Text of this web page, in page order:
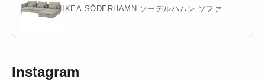
IKEA SÖDERHAMN ソーデルハムン ソファ
Instagram